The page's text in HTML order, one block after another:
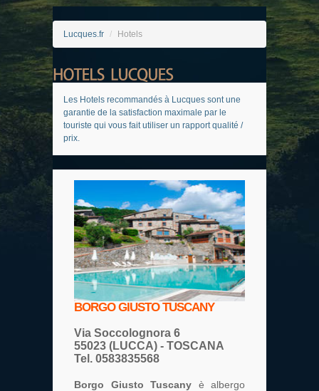
Lucques.fr / Hotels
Les Hotels recommandés à Lucques sont une
garantie de la satisfaction maximale par le
touriste qui vous fait utiliser un rapport qualité /
prix.
BORGO GIUSTO TUSCANY
Via Soccolognora 6
55023 (LUCCA) - TOSCANA
Tel. 0583835568
Borgo Giusto Tuscany è albergo